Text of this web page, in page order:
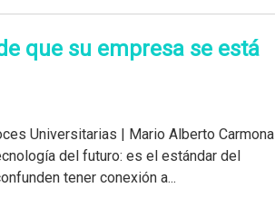
que su empresa se está
Universitarias | Mario Alberto Carmona
del futuro: es el estándar del
tener conexión a...